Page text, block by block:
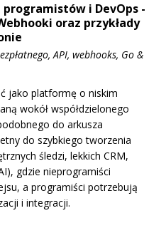
i DevOps -
oraz przykłady
API, webhooks, Go &
jako platformę o niskim
wokół współdzielonego
do arkusza
do szybkiego tworzenia
śledzi, lekkich CRM,
gdzie nieprogramiści
a programiści potrzebują
i integracji.